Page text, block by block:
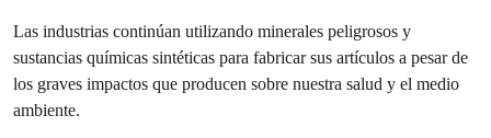
Las industrias continúan utilizando minerales peligrosos y
sustancias químicas sintéticas para fabricar sus artículos a pesar de
los graves impactos que producen sobre nuestra salud y el medio
ambiente.